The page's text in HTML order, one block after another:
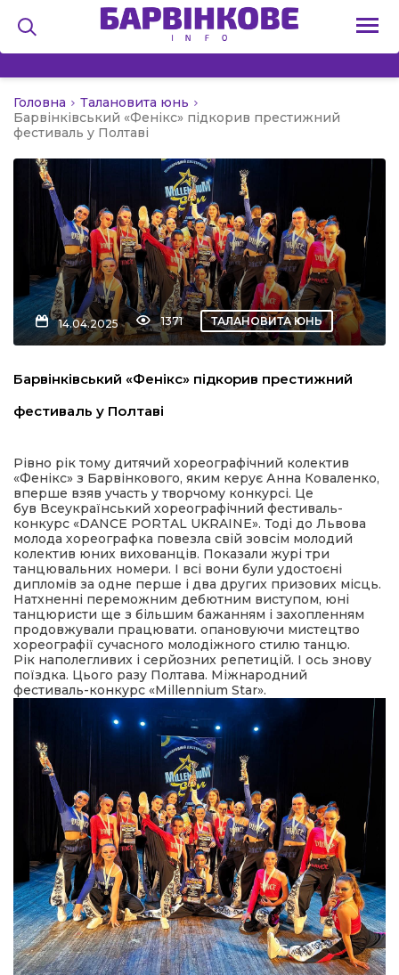
Головна
Талановита юнь
Барвінківський «Фенікс» підкорив престижний
фестиваль у Полтаві
14.04.2025 1371 ТАЛАНОВИТА ЮНЬ
Барвінківський «Фенікс» підкорив престижний
фестиваль у Полтаві
Рівно рік тому дитячий хореографічний колектив
«Фенікс» з Барвінкового, яким керує Анна Коваленко,
вперше взяв участь у творчому конкурсі. Це
був Всеукраїнський хореографічний фестиваль-
конкурс «DANCE PORTAL UKRAINE». Тоді до Львова
молода хореографка повезла свій зовсім молодий
колектив юних вихованців. Показали журі три
танцювальних номери. І всі вони були удостоєні
дипломів за одне перше і два других призових місць.
Натхненні переможним дебютним виступом, юні
танцюристи ще з більшим бажанням і захопленням
продовжували працювати. опановуючи мистецтво
хореографії сучасного молодіжного стилю танцю.
Рік наполегливих і серйозних репетицій. І ось знову
поїздка. Цього разу Полтава. Міжнародний
фестиваль-конкурс «Millennium Star».